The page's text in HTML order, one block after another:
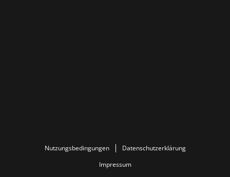
Nutzungsbedingungen
Datenschutzerklärung
Impressum